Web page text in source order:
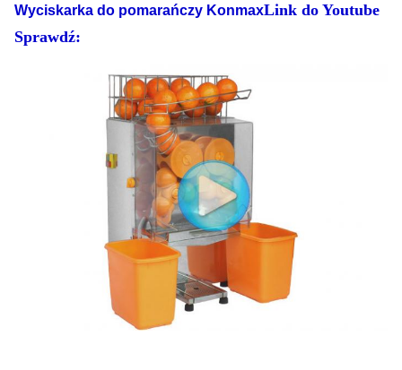
Wyciskarka do pomarańczy KonmaxLink do Youtube
Sprawdź: